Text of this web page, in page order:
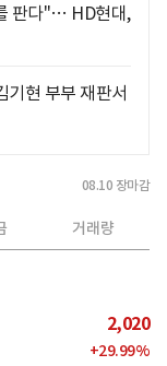
판다"… HD현대,
현 부부 재판서
08.10 장마감
거래량
2,020
+29.99%